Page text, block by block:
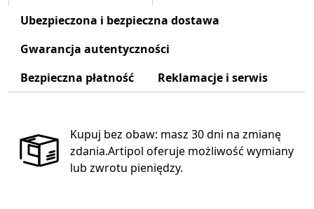
Ubezpieczona i bezpieczna dostawa
Gwarancja autentyczności
Bezpieczna płatność
Reklamacje i serwis
Kupuj bez obaw: masz 30 dni na zmianę
zdania.Artipol oferuje możliwość wymiany
lub zwrotu pieniędzy.